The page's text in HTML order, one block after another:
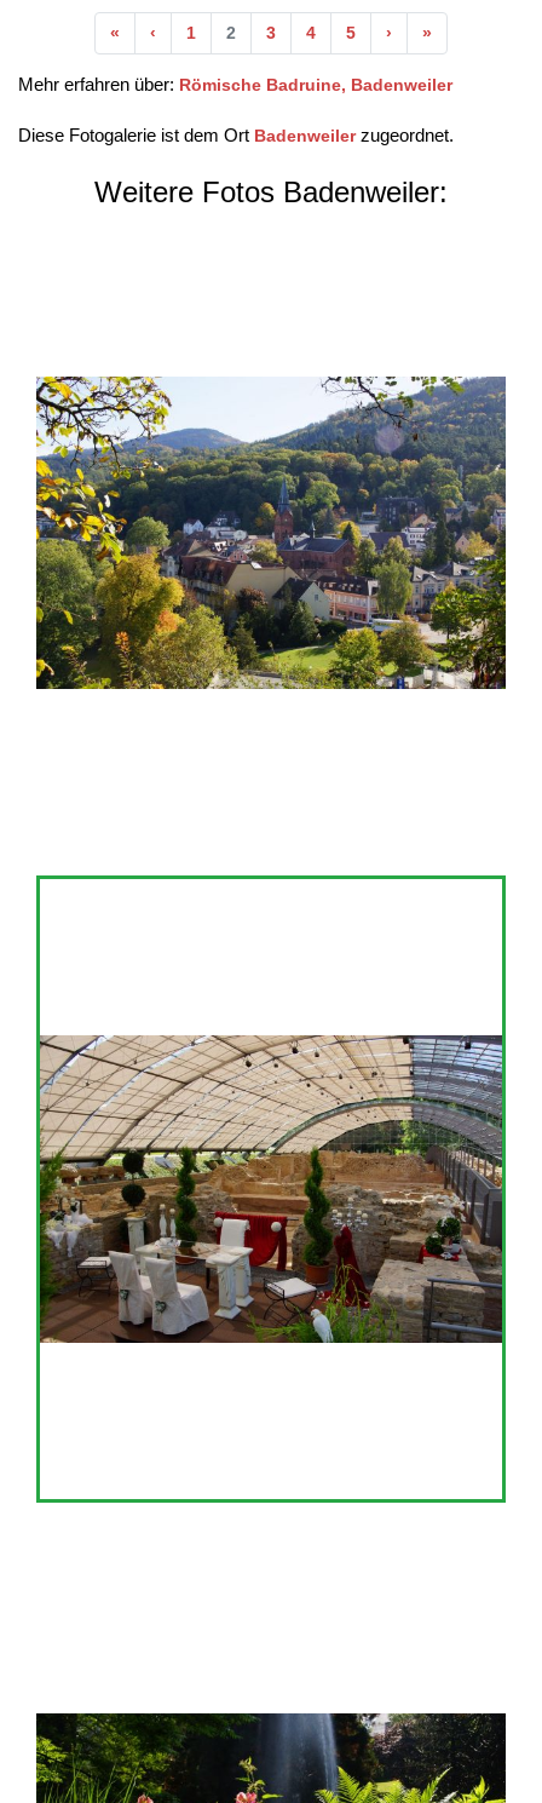
« Anfang
‹ Vorherige
1 2 3 4 5 › Nächste
»
Mehr erfahren über: Römische Badruine, Badenweiler
Diese Fotogalerie ist dem Ort Badenweilerzugeordnet.
Weitere Fotos Badenweiler: